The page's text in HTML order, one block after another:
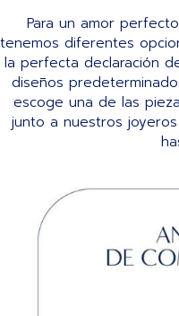
Para un amor
tenemos diferentes
la perfecta declaración
diseños
escoge una de las
junto a nuestros